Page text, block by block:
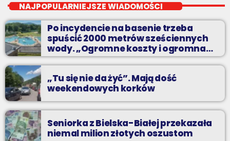
Codziennie od poniedziałku do piątku od 5:30 do 10.
NAJPOPULARNIEJSZE WIADOMOŚCI
Po incydencie na basenie trzeba
spuścić 2000 metrów sześciennych
wody. „Ogromne koszty i ogromna
praca”
„Tu się nie da żyć”. Mają dość
weekendowych korków
Seniorka z Bielska-Białej przekazała
niemal milion złotych oszustom